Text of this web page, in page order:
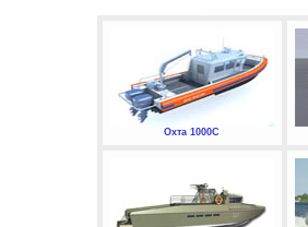
Охта 1000С